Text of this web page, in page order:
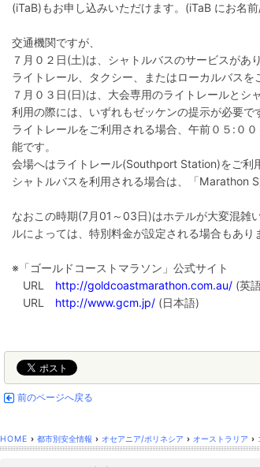
(iTaB)もお申し込みいただけます。(iTaB にお名
交通機関ですが、
７月０２日(土)は、シャトルバスのサービスがあ
ライトレール、タクシー、またはローカルバスを
７月０３日(日)は、大会専用のライトレールとシ
利用の際には、いずれもゼッケンの提示が必要で
ライトレールをご利用される場合、午前０５:０
能です。
会場へはライトレール(Southport Station)をご利
シャトルバスを利用される場合は、「Marathon
なおこの時期(7月01～03日)はホテルが大変混雑
ルによっては、特別料金が設定される場合もあり
※「ゴールドコーストマラソン」公式サイト
URL http://goldcoastmarathon.com.au/ (英
URL http://www.gcm.jp/ (日本語)
前のページへ戻る
HOME › 都市別安全情報 › オセアニア/ポリネシア › オーストラリア ›